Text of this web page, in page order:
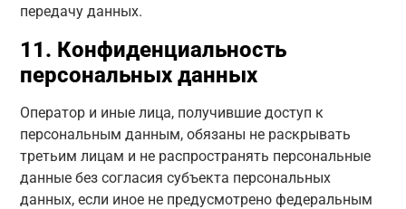
передачу данных.
11. Конфиденциальность
персональных данных
Оператор и иные лица, получившие доступ к
персональным данным, обязаны не раскрывать
третьим лицам и не распространять персональные
данные без согласия субъекта персональных
данных, если иное не предусмотрено федеральным